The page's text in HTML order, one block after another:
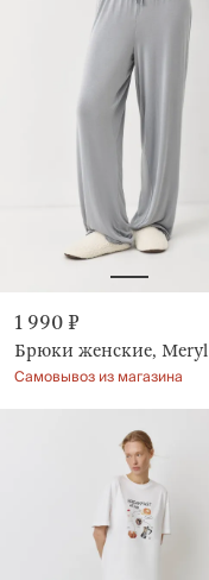
1 990 ₽
Брюки женские, Meryl
Самовывоз из магазина